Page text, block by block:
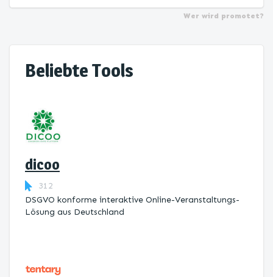
Wer wird promotet?
Beliebte Tools
dicoo
312
DSGVO konforme interaktive Online-Veranstaltungs-
Lösung aus Deutschland